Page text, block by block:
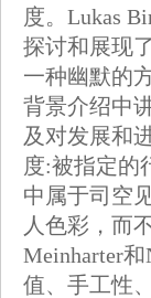
度。Lukas
探讨和展现
一种幽默的
背景介绍中
及对发展和
度:被指定的
中属于司空
人色彩，而
Meinharter
值、手工性